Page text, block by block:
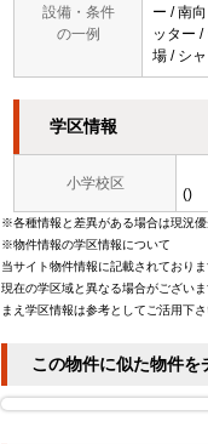
設備・条件
の一例
ー / 南
ッター
場 / シ
学区情報
小学校区
()
※各種情報と差異がある場合は現況
※物件情報の学区情報について
当サイト物件情報に記載されており
現在の学区域と異なる場合がござい
まえ学区情報は参考としてご活用下さ
この物件に似た物件を